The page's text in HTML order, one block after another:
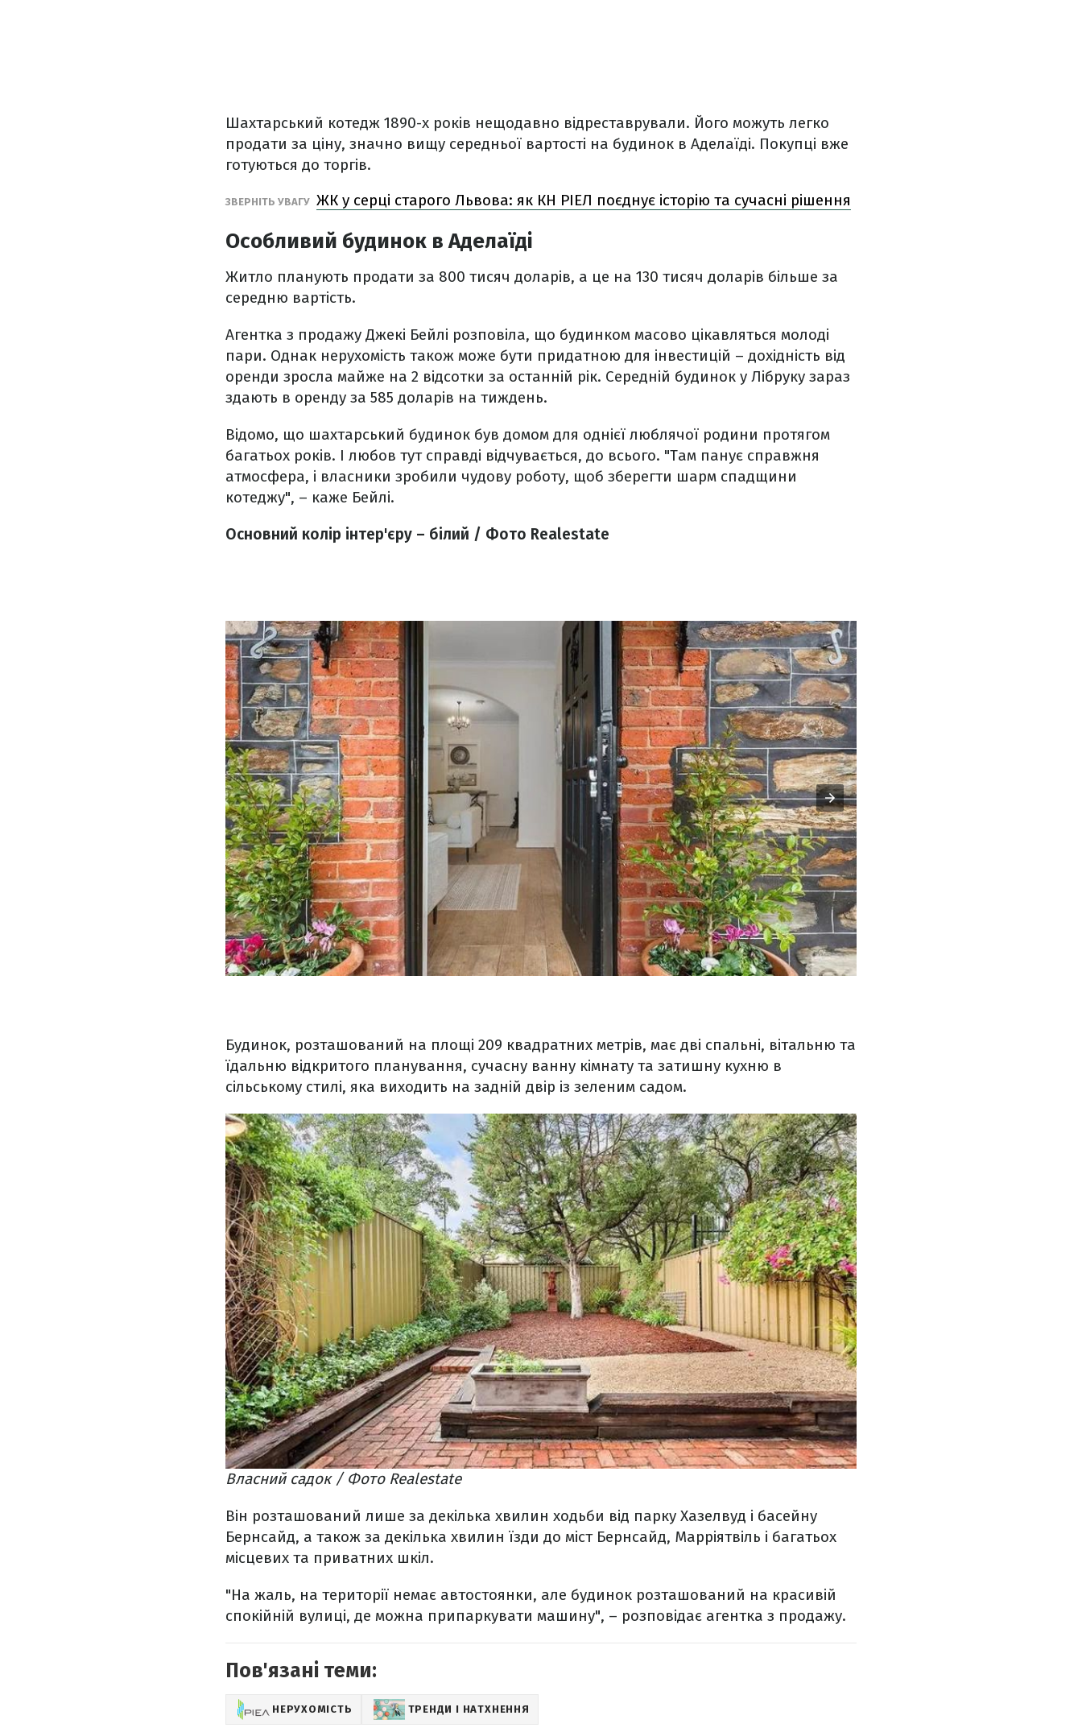
Шахтарський котедж 1890-х років нещодавно відреставрували. Його можуть легко
продати за ціну, значно вищу середньої вартості на будинок в Аделаїді. Покупці вже
готуються до торгів.
ЗВЕРНІТЬ УВАГУ ЖК у серці старого Львова: як КН РІЕЛ поєднує історію та сучасні рішення
Особливий будинок в Аделаїді
Житло планують продати за 800 тисяч доларів, а це на 130 тисяч доларів більше за
середню вартість.
Агентка з продажу Джекі Бейлі розповіла, що будинком масово цікавляться молоді
пари. Однак нерухомість також може бути придатною для інвестицій – дохідність від
оренди зросла майже на 2 відсотки за останній рік. Середній будинок у Лібруку зараз
здають в оренду за 585 доларів на тиждень.
Відомо, що шахтарський будинок був домом для однієї люблячої родини протягом
багатьох років. І любов тут справді відчувається, до всього. "Там панує справжня
атмосфера, і власники зробили чудову роботу, щоб зберегти шарм спадщини
котеджу", – каже Бейлі.
Основний колір інтер'єру – білий / Фото Realestate
Будинок, розташований на площі 209 квадратних метрів, має дві спальні, вітальню та
їдальню відкритого планування, сучасну ванну кімнату та затишну кухню в
сільському стилі, яка виходить на задній двір із зеленим садом.
Власний садок / Фото Realestate
Він розташований лише за декілька хвилин ходьби від парку Хазелвуд і басейну
Бернсайд, а також за декілька хвилин їзди до міст Бернсайд, Марріятвіль і багатьох
місцевих та приватних шкіл.
"На жаль, на території немає автостоянки, але будинок розташований на красивій
спокійній вулиці, де можна припаркувати машину", – розповідає агентка з продажу.
Пов'язані теми:
НЕРУХОМІСТЬ ТРЕНДИ І НАТХНЕННЯ